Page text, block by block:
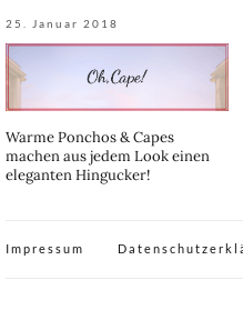
25. Januar 2018
Warme Ponchos & Capes
machen aus jedem Look einen
eleganten Hingucker!
Impressum